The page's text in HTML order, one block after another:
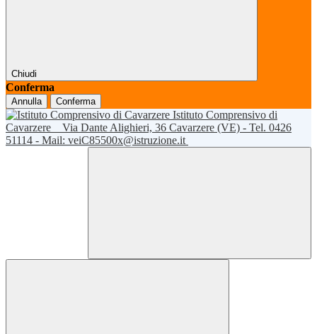
Chiudi
Conferma
Annulla Conferma
Istituto Comprensivo di
Cavarzere
Via Dante Alighieri, 36 Cavarzere (VE) - Tel. 0426
51114 - Mail: veiC85500x@istruzione.it